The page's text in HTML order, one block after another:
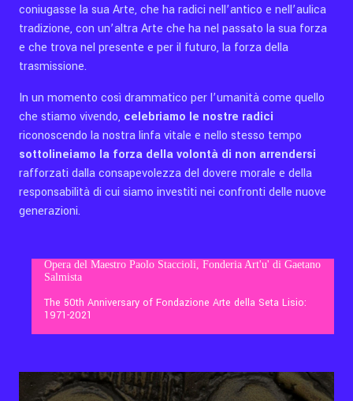
coniugasse la sua Arte, che ha radici nell’antico e nell’aulica
tradizione, con un’altra Arte che ha nel passato la sua forza
e che trova nel presente e per il futuro, la forza della
trasmissione.
In un momento così drammatico per l’umanità come quello
che stiamo vivendo, celebriamo le nostre radici
riconoscendo la nostra linfa vitale e nello stesso tempo
sottolineiamo la forza della volontà di non arrendersi
rafforzati dalla consapevolezza del dovere morale e della
responsabilità di cui siamo investiti nei confronti delle nuove
generazioni.
Opera del Maestro Paolo Staccioli, Fonderia Art'u' di Gaetano
Salmista
The 50th Anniversary of Fondazione Arte della Seta Lisio:
1971-2021